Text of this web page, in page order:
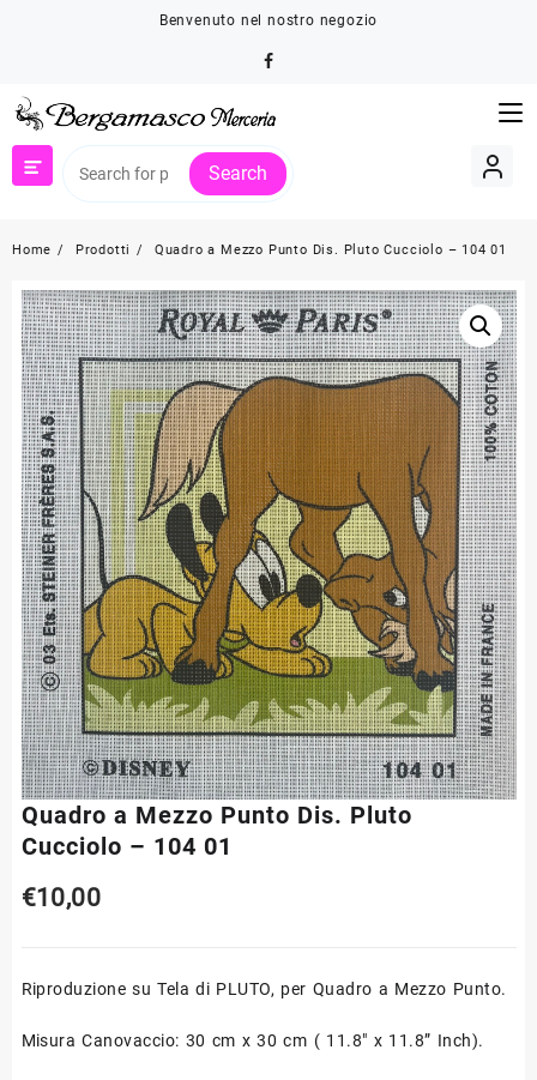
Benvenuto nel nostro negozio
Search
Home Prodotti Quadro a Mezzo Punto Dis. Pluto Cucciolo – 104 01
Quadro a Mezzo Punto Dis. Pluto
Cucciolo – 104 01
€10,00
Riproduzione su Tela di PLUTO, per Quadro a Mezzo Punto.
Misura Canovaccio: 30 cm x 30 cm ( 11.8″ x 11.8” Inch).